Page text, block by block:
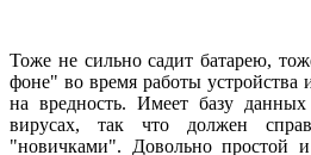
Тоже не сильно садит батарею,
фоне" во время работы устройства
на вредность. Имеет базу
вирусах, так что должен
"новичками". Довольно простой